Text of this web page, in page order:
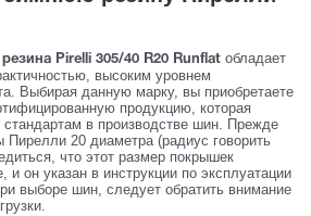
Pirelli 305/40 R20 Runflat обладает
высоким уровнем
Выбирая данную марку, вы приобретаете
продукцию, которая
в производстве шин. Прежде
20 диаметра (радиус говорить
что этот размер покрышек
он указан в инструкции по эксплуатации
выборе шин, следует обратить внимание